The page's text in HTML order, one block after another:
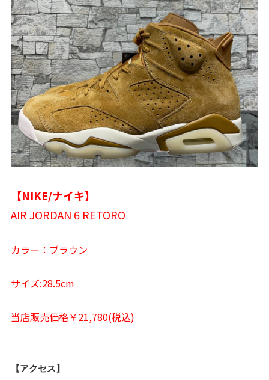
【NIKE/ナイキ】
AIR JORDAN 6 RETORO
カラー：ブラウン
サイズ:28.5cm
当店販売価格￥21,780(税込)
【アクセス】